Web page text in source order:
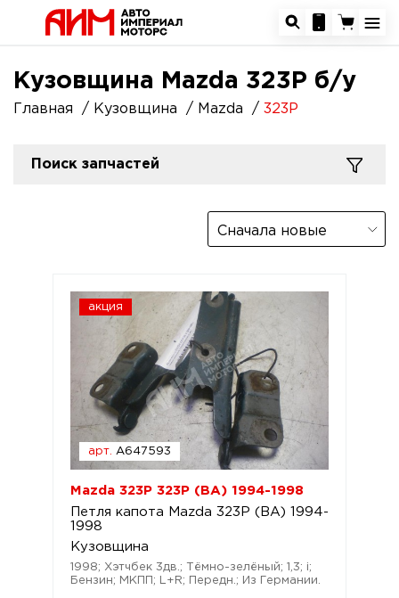
Кузовщина Mazda 323P б/у
Главная Кузовщина Mazda 323P
Поиск запчастей
Сначала новые
акция
арт. A647593
Mazda 323P 323P (BA) 1994-1998
Петля капота Mazda 323P (BA) 1994-
1998
Кузовщина
1998; Хэтчбек 3дв.; Тёмно-зелёный; 1,3; i;
Бензин; МКПП; L+R; Передн.; Из Германии.